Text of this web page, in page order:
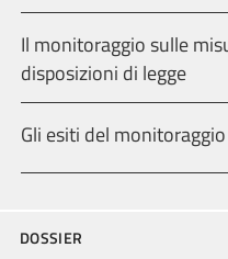
Il monitoraggio sulle
disposizioni di legge
Gli esiti del monitoraggio
DOSSIER